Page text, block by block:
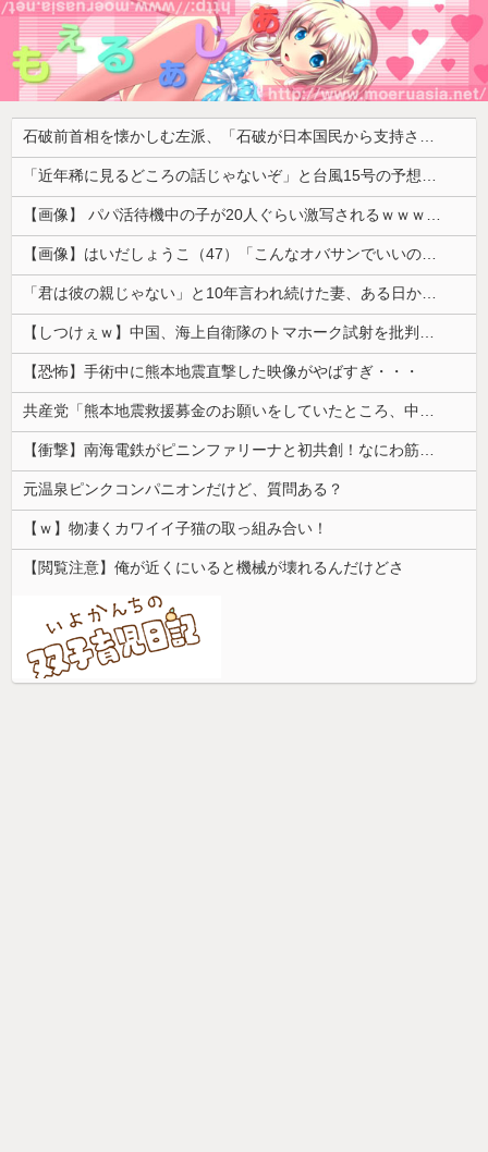
石破前首相を懐かしむ左派、「石破が日本国民から支持されまくっていた」と主張してしまうも……
「近年稀に見るどころの話じゃないぞ」と台風15号の予想進路に困惑する人が多数、偏西風が全く通用していないんだけど……
【画像】 パパ活待機中の子が20人ぐらい激写されるｗｗｗｗｗｗｗｗｗｗｗ
【画像】はいだしょうこ（47）「こんなオバサンでいいの…？」
「君は彼の親じゃない」と10年言われ続けた妻、ある日から薬の管理も着替えの声かけもやめた
【しつけぇｗ】中国、海上自衛隊のトマホーク試射を批判「周辺の安全保障上の脅威を口実に再軍備を加速している」
【恐怖】手術中に熊本地震直撃した映像がやばすぎ・・・
共産党「熊本地震救援募金のお願いをしていたところ、中指を立てられました。嫌がらせ酷い」
【衝撃】南海電鉄がピニンファリーナと初共創！なにわ筋線の新型特急が凄そう
元温泉ピンクコンパニオンだけど、質問ある？
【ｗ】物凄くカワイイ子猫の取っ組み合い！
【閲覧注意】俺が近くにいると機械が壊れるんだけどさ